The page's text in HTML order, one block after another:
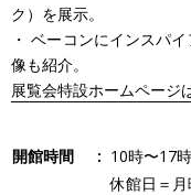
ク）を展示。
・ ベーコンにインスパ
像も紹介。
展覧会特設ホームページ
開館時間
10時〜17
休館日＝